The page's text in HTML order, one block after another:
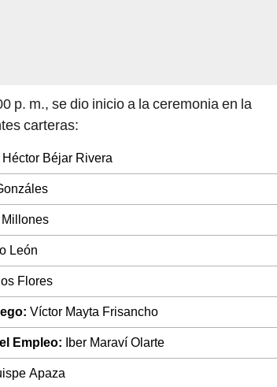
p. m., se dio inicio a la ceremonia en la
carteras:
Héctor Béjar Rivera
León
Flores
Víctor Mayta Frisancho
Empleo: Iber Maraví Olarte
Apaza